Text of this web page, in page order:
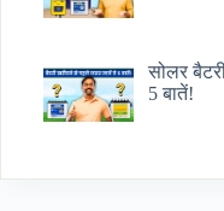
सोलर
5 बातें!